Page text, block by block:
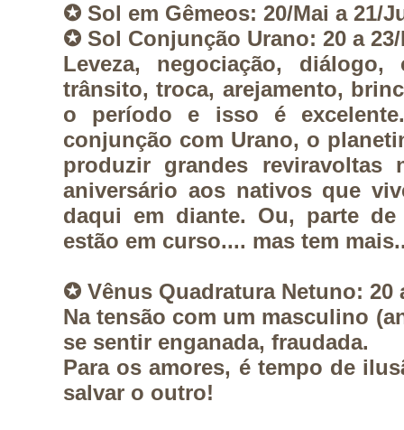
✪ Sol em Gêmeos: 20/Mai a 21/
✪ Sol Conjunção Urano: 20 a 23/
Leveza, negociação, diálogo,
trânsito, troca, arejamento,
o período e isso é
conjunção com Urano, o
produzir grandes
aniversário aos nativos que
daqui em diante. Ou, parte
estão em curso.... mas tem
✪ Vênus Quadratura Netuno: 20
Na tensão com um masculino
se sentir enganada, fraudada.
Para os amores, é tempo de
salvar o outro!